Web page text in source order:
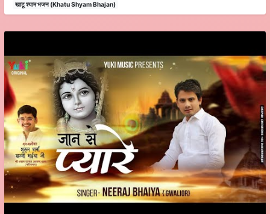
खाटू श्याम भजन (Khatu Shyam Bhajan)